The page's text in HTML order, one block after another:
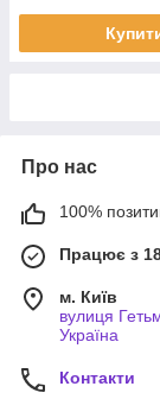
Про нас
100%
Працює з
м. Київ
вулиця
Україна
Контакти